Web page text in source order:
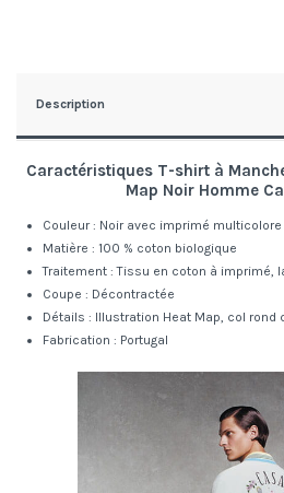
Description
Caractéristiques T-shirt à
Map Noir Homme
Couleur : Noir avec imprimé multicolore
Matière : 100 % coton biologique
Traitement : Tissu en coton à imprimé,
Coupe : Décontractée
Détails : Illustration Heat Map, col rond
Fabrication : Portugal